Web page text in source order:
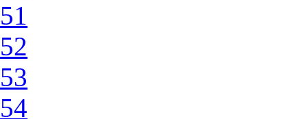
51
52
53
54